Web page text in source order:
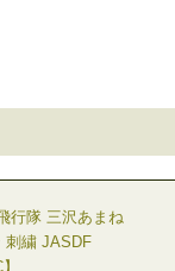
行隊 三沢あまね
刺繍 JASDF